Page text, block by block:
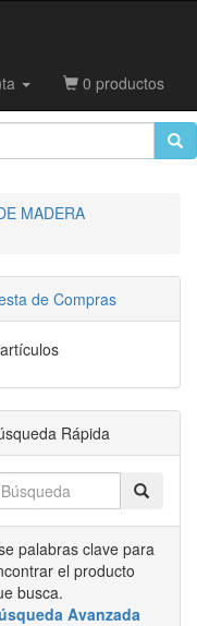
0 productos
MADERA
de Compras
Rápida
palabras clave para
el producto
busca.
Avanzada